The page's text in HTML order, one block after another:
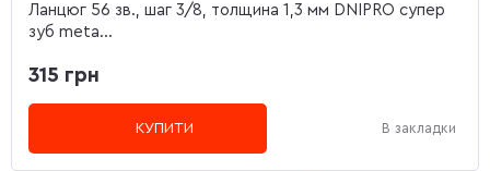
Ланцюг 56 зв., шаг 3/8, толщина 1,3 мм DNIPRO супер
зуб meta...
315 грн
КУПИТИ В закладки